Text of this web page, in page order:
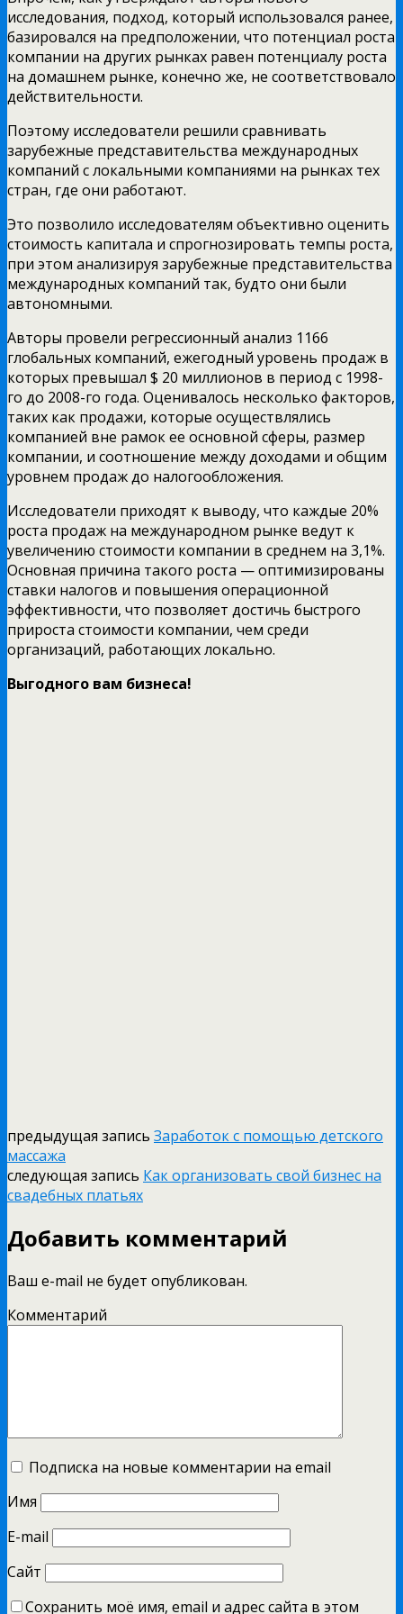
исследования, подход, который использовался ранее,
базировался на предположении, что потенциал роста
компании на других рынках равен потенциалу роста
на домашнем рынке, конечно же, не соответствовало
действительности.
Поэтому исследователи решили сравнивать
зарубежные представительства международных
компаний с локальными компаниями на рынках тех
стран, где они работают.
Это позволило исследователям объективно оценить
стоимость капитала и спрогнозировать темпы роста,
при этом анализируя зарубежные представительства
международных компаний так, будто они были
автономными.
Авторы провели регрессионный анализ 1166
глобальных компаний, ежегодный уровень продаж в
которых превышал $ 20 миллионов в период с 1998-
го до 2008-го года. Оценивалось несколько факторов,
таких как продажи, которые осуществлялись
компанией вне рамок ее основной сферы, размер
компании, и соотношение между доходами и общим
уровнем продаж до налогообложения.
Исследователи приходят к выводу, что каждые 20%
роста продаж на международном рынке ведут к
увеличению стоимости компании в среднем на 3,1%.
Основная причина такого роста — оптимизированы
ставки налогов и повышения операционной
эффективности, что позволяет достичь быстрого
прироста стоимости компании, чем среди
организаций, работающих локально.
Выгодного вам бизнеса!
предыдущая запись Заработок с помощью детского
массажа
следующая запись Как организовать свой бизнес на
свадебных платьях
Добавить комментарий
Ваш e-mail не будет опубликован.
Комментарий
Подписка на новые комментарии на email
Имя
E-mail
Сайт
Сохранить моё имя, email и адрес сайта в этом